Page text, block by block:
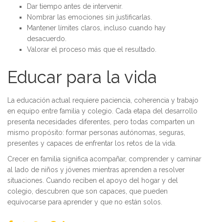
Dar tiempo antes de intervenir.
Nombrar las emociones sin justificarlas.
Mantener límites claros, incluso cuando hay
desacuerdo.
Valorar el proceso más que el resultado.
Educar para la vida
La educación actual requiere paciencia, coherencia y trabajo
en equipo entre familia y colegio. Cada etapa del desarrollo
presenta necesidades diferentes, pero todas comparten un
mismo propósito: formar personas autónomas, seguras,
presentes y capaces de enfrentar los retos de la vida.
Crecer en familia significa acompañar, comprender y caminar
al lado de niños y jóvenes mientras aprenden a resolver
situaciones. Cuando reciben el apoyo del hogar y del
colegio, descubren que son capaces, que pueden
equivocarse para aprender y que no están solos.